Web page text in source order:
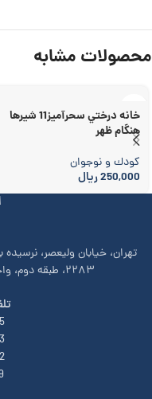
محصولات مشابه
خانه درختي سحرآميز11 شيرها
هنگام ظهر
کودك و نوجوان
250,000ریال
تهران، خیابان وليعصر،
۲۲۸۳، طبقه دوم، واحد ۵ [کد پستی: ۱۵۱۶۷۳۷۸۸۶]